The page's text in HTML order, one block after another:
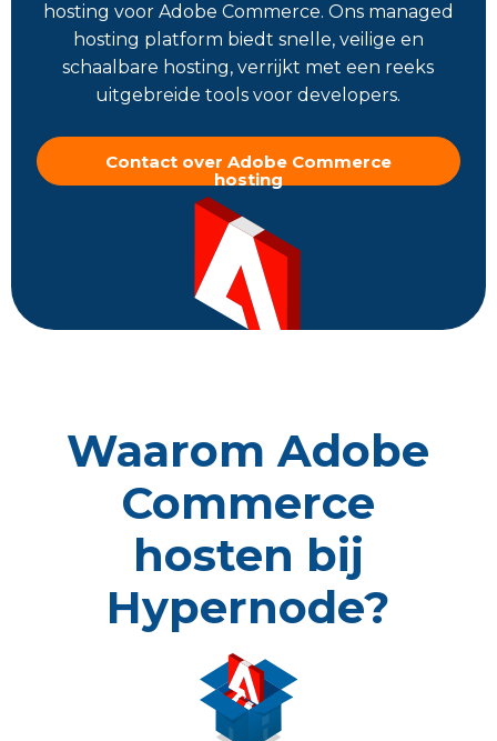
hosting voor Adobe Commerce. Ons managed
hosting platform biedt snelle, veilige en
schaalbare hosting, verrijkt met een reeks
uitgebreide tools voor developers.
Contact over Adobe Commerce
hosting
Waarom Adobe
Commerce
hosten bij
Hypernode?